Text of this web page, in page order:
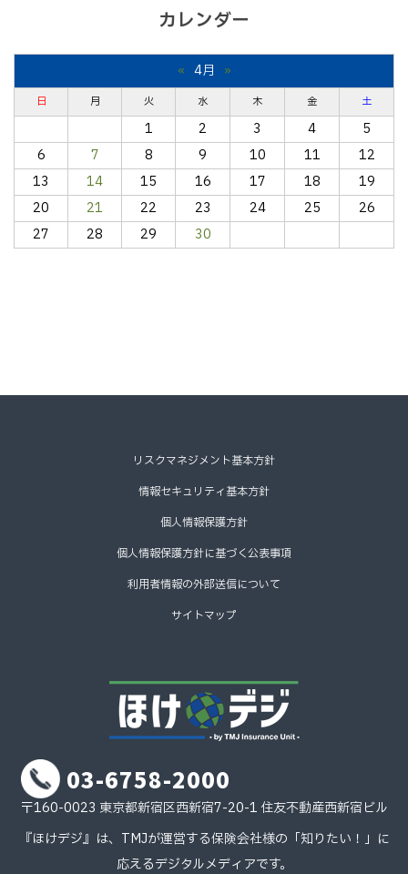
カレンダー
« 4月 »
日 月 火 水 木 金 土
1 2 3 4
5
6
7 8 9 10 11
12
13
14 15 16 17 18
19
20
21 22 23 24 25
26
27
28 29 30
リスクマネジメント基本方針
情報セキュリティ基本方針
個人情報保護方針
個人情報保護方針に基づく公表事項
利用者情報の外部送信について
サイトマップ
03-6758-2000
〒160-0023 東京都新宿区西新宿7-20-1 住友不動産西新宿ビル
『ほけデジ』は、TMJが運営する保険会社様の「知りたい！」に
応えるデジタルメディアです。